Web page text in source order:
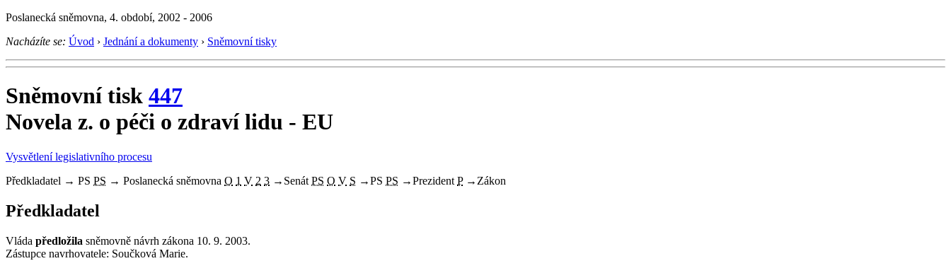
Poslanecká sněmovna, 4. období, 2002 - 2006
Nacházíte se: Úvod › Jednání a dokumenty › Sněmovní tisky
Sněmovní tisk 447
Novela z. o péči o zdraví lidu - EU
Vysvětlení legislativního procesu
Předkladatel → PS PS → Poslanecká sněmovna O 1 V 2 3 → Senát PS O V S →PS PS →Prezident P → Zákon
Předkladatel
Vláda předložila sněmovně návrh zákona 10. 9. 2003.
Zástupce navrhovatele: Součková Marie.